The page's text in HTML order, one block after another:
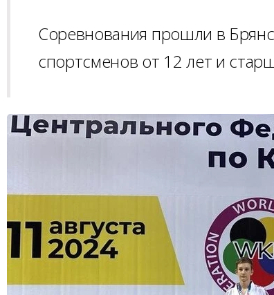
Соревнования прошли в
спортсменов от 12 лет и